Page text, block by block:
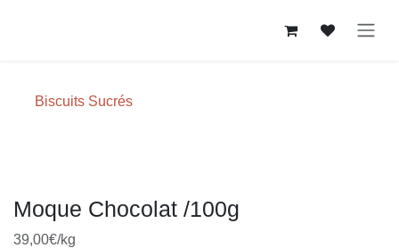
Biscuits Sucrés
Moque Chocolat /100g
39,00€/kg